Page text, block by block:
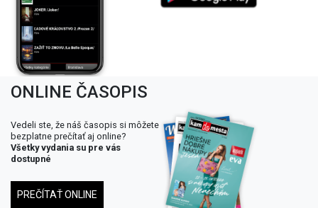
ONLINE ČASOPIS
Vedeli ste, že náš časopis si môžete
bezplatne prečítať aj online?
Všetky vydania su pre vás
dostupné
PREČÍTAŤ ONLINE